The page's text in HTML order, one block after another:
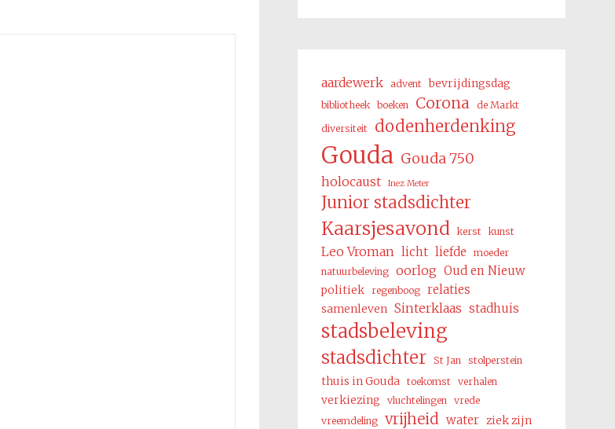
aardewerk advent bevrijdingsdag
bibliotheek boeken Corona
de Markt
diversiteit
dodenherdenking
Gouda Gouda 750
holocaust Inez Meter
Junior stadsdichter
Kaarsjesavond kerst kunst
Leo Vroman licht liefde
moeder
natuurbeleving
oorlog Oud en Nieuw
politiek regenboog relaties
samenleven Sinterklaas stadhuis
stadsbeleving
stadsdichter St Jan stolperstein
thuis in Gouda toekomst verhalen
verkiezing vluchtelingen
vrede
vreemdeling
vrijheid water ziek zijn